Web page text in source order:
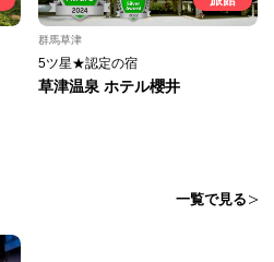
群馬草津
5ツ星★認定の宿
草津温泉 ホテル櫻井
一覧で見る